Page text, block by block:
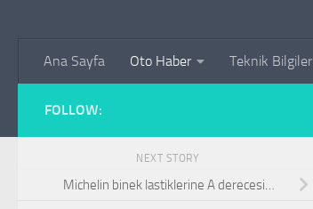
Ana Sayfa Oto Haber Teknik Bilgiler
FOLLOW:
NEXT STORY
Michelin binek lastiklerine A derecesi…